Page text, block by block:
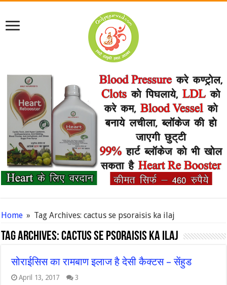
Home » Tag Archives: cactus se psoraisis ka ilaj
Tag Archives:cactus se psoraisis ka ilaj
सोराईसिस का रामबाण इलाज है देसी कैक्टस – सेंहुड
April 13, 2017 3